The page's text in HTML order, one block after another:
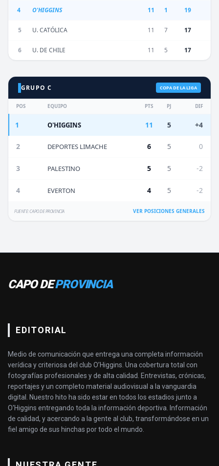
4 O'HIGGINS 11 1 19
5 U. CATÓLICA 11 7 17
6 U. DE CHILE 11 5 17
GRUPO C COPA DE LA LIGA
POS EQUIPO PTS PJ DIF
1 O'HIGGINS 11 5 +4
2 DEPORTES LIMACHE 6 5 0
3 PALESTINO 5 5 -2
4 EVERTON 4 5 -2
FUENTE: CAPO DE PROVINCIA VER POSICIONES GENERALES
CAPO DEPROVINCIA
EDITORIAL
Medio de comunicación que entrega una completa información
verídica y criteriosa del club O’Higgins. Una cobertura total con
fotografías profesionales y de alta calidad. Entrevistas, crónicas,
reportajes y un completo material audiovisual a la vanguardia
digital. Nuestro hito ha sido estar en todos los estadios junto a
O'Higgins entregando toda la información deportiva. Información
de calidad, y acercando a la gente al club, transformándose en un
fiel amigo de sus hinchas por todo el mundo.